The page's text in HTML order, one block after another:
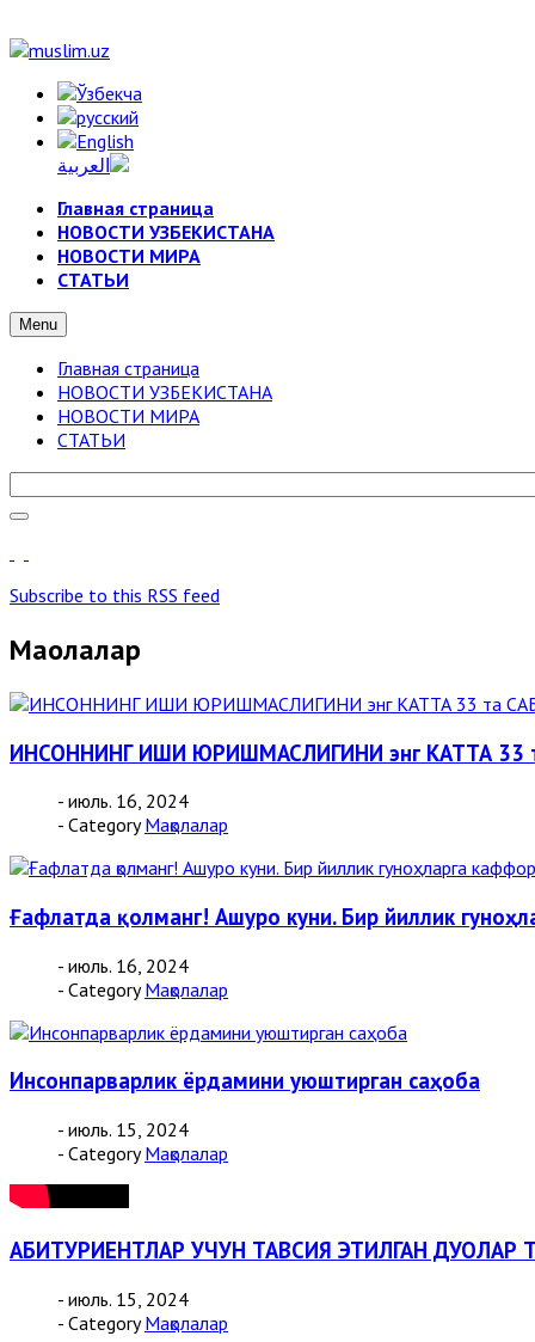
Главная страница
НОВОСТИ УЗБЕКИСТАНА
НОВОСТИ МИРА
СТАТЬИ
Menu
Главная страница
НОВОСТИ УЗБЕКИСТАНА
НОВОСТИ МИРА
СТАТЬИ
Subscribe to this RSS feed
Мақолалар
ИНСОННИНГ ИШИ ЮРИШМАСЛИГИНИ энг КАТТА 33
- июль. 16, 2024
- Category Мақолалар
Ғафлатда қолманг! Ашуро куни. Бир йиллик
- июль. 16, 2024
- Category Мақолалар
Инсонпарварлик ёрдамини уюштирган саҳоба
- июль. 15, 2024
- Category Мақолалар
АБИТУРИЕНТЛАР УЧУН ТАВСИЯ ЭТИЛГАН ДУОЛАР
- июль. 15, 2024
- Category Мақолалар